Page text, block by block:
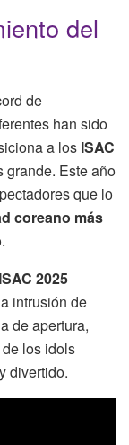
del
de
han sido
a los ISAC
grande. Este año
que lo
coreano más
ISAC 2025
intrusión de
de apertura,
los idols
divertido.